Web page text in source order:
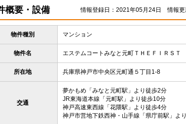
概要・設備 情報登録日：2021年05月24日 情報
物件種別 マンション
物件名 エステムコートみなと元町ＴＨＥＦＩＲＳＴ
所在地 兵庫県神戸市中央区元町通５丁目1-8
交通
夢かもめ「みなと元町駅」より徒歩2分
JR東海道本線「元町駅」より徒歩10分
神戸高速東西線「花隈駅」より徒歩4分
神戸市営地下鉄西神・山手線「県庁前駅」よ